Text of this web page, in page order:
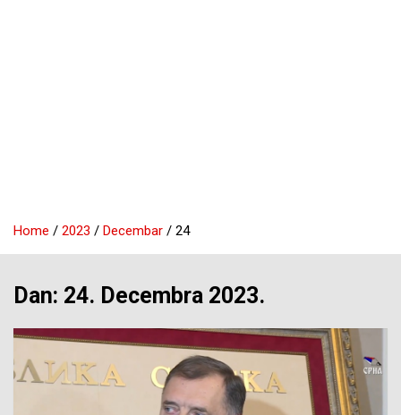
Home 2023 Decembar 24
Dan: 24. Decembra 2023.